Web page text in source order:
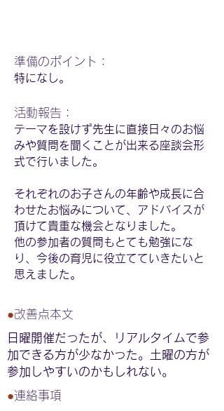
​準備のポイント：
特になし。
活動報告：
テーマを設けず先生に直接日々のお悩
みや質問を聞くことが出来る座談会形
式で行いました。
それぞれのお子さんの年齢や成長に合
わせたお悩みについて、アドバイスが
頂けて貴重な機会となりました。
他の参加者の質問もとても勉強にな
り、今後の育児に役立てていきたいと
思えました。
●改善点本文
日曜開催だったが、リアルタイムで参
加できる方が少なかった。土曜の方が
参加しやすいのかもしれない。
●連絡事項